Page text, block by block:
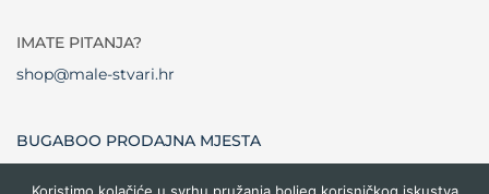
IMATE PITANJA?
shop@male-stvari.hr
BUGABOO PRODAJNA MJESTA